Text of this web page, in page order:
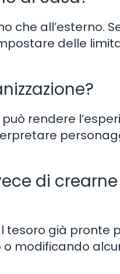
che all’esterno.
delle
rendere
di crearne
tesoro già pronte
o modificando